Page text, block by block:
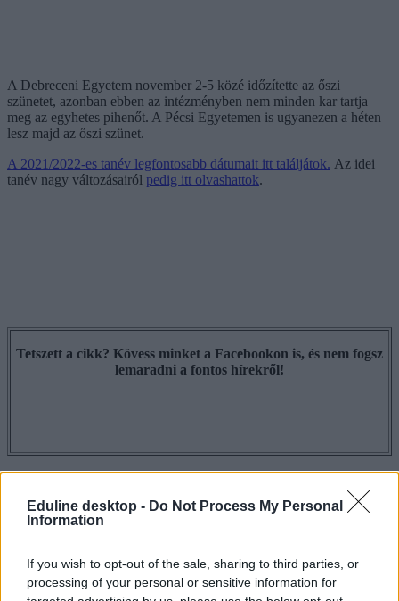
Eduline desktop - Do Not Process My Personal
Information
If you wish to opt-out of the sale, sharing to third parties, or
processing of your personal or sensitive information for
A Debreceni Egyetem november 2-5 közé időzítette az őszi
szünetet, azonban ebben az intézményben nem minden kar tartja
meg az egyhetes pihenőt. A Pécsi Egyetemen is ugyanezen a héten
lesz majd az őszi szünet.
A 2021/2022-es tanév legfontosabb dátumait itt találjátok. Az idei
tanév nagy változásairól pedig itt olvashattok.
Tetszett a cikk? Kövess minket a Facebookon is, és nem fogsz
lemaradni a fontos hírekről!